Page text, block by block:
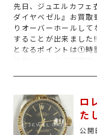
先日、ジュエルカフ
ダイヤベゼル』お買取
りオーバーホールし
することが出来まし
となるポイントは①時
状態についてご説明
う小傷は査定額には
オーバーホールをして
いるお品物・ベゼル
となってしまいます。
だけでなくオメガ・
ロ
た
公開